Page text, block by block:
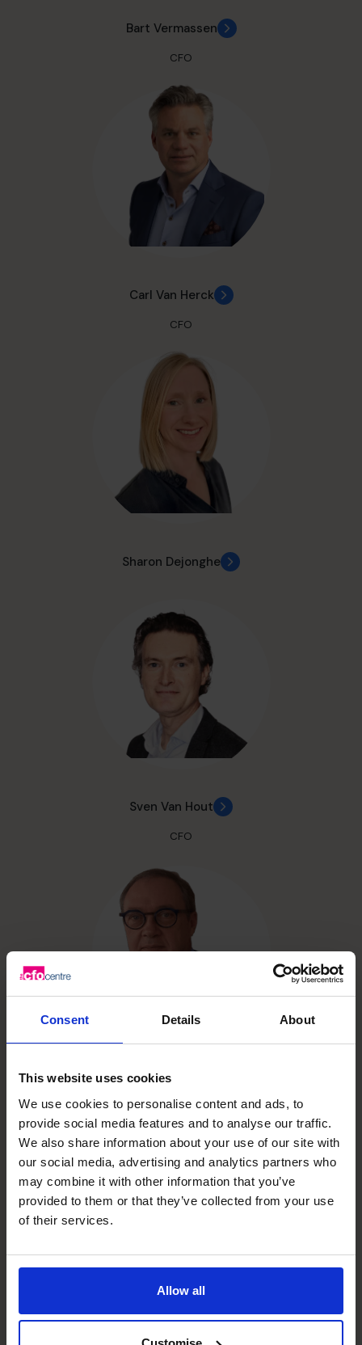
Consent Details About
This website uses cookies
We use cookies to personalise content and ads, to
provide social media features and to analyse our traffic.
We also share information about your use of our site with
our social media, advertising and analytics partners who
may combine it with other information that you’ve
provided to them or that they’ve collected from your use
of their services.
Allow all
Bart Vermassen
CFO
Carl Van Herck
CFO
Sharon Dejonghe
Sven Van Hout
CFO
Wim Van der Smissen
CFO
Wist je dat? Ons Antwerpen
team maakt deel uit van een
grotere groep van
750+
Fractionele CFO’s
Plan een kennismakingsgesprek